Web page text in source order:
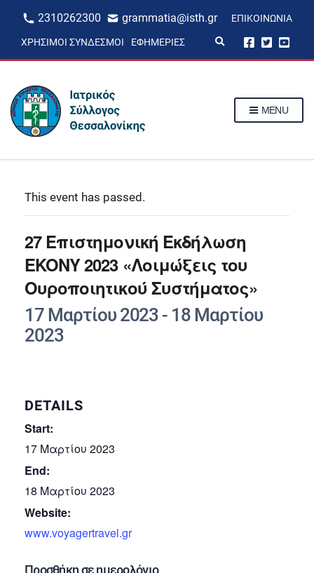
2310262300 grammatia@isth.gr ΕΠΙΚΟΙΝΩΝΊΑ
ΧΡΉΣΙΜΟΙ ΣΎΝΔΕΣΜΟΙ ΕΦΗΜΕΡΊΕΣ
p
MENU
This event has passed.
27 Επιστημονική Εκδήλωση
EKONY 2023 «Λοιμώξεις του
Ουροποιητικού Συστήματος»
17 Μαρτίου 2023 - 18 Μαρτίου
2023
DETAILS
Start:
17 Μαρτίου 2023
End:
18 Μαρτίου 2023
Website:
www.voyagertravel.gr
Προσθήκη σε ημερολόγιο